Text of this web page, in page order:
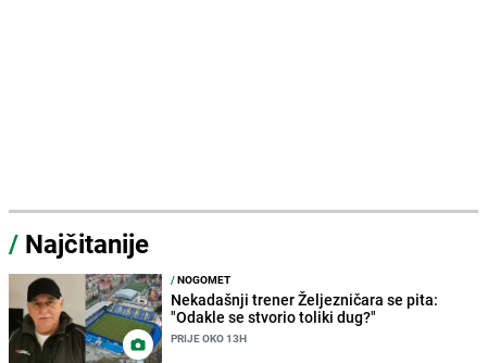
/ Najčitanije
/NOGOMET
Nekadašnji trener Željezničara se pita:
"Odakle se stvorio toliki dug?"
PRIJE OKO 13H